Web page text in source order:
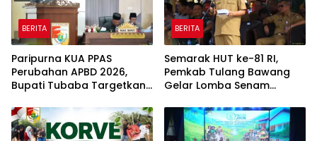
BERITA
Paripurna KUA PPAS
Perubahan APBD 2026,
Bupati Tubaba Targetkan
Rp820,3 Miliar
BERITA
Semarak HUT ke-81 RI,
Pemkab Tulang Bawang
Gelar Lomba Senam